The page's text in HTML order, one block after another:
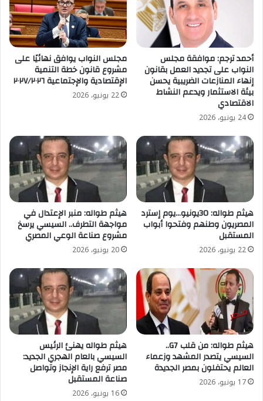
أحمد ترجم: موافقة مجلس
النواب على تجديد العمل بقانون
إنهاء المنازعات الضريبية يحسن
بيئة الاستثمار ويدعم النشاط
الاقتصادي
24 يونيو، 2026
مجلس النواب يوافق نهائيًا على
مشروع قانون خطة التنمية
الإقتصادية والإجتماعية ٢٠٢٧/٢٠٢٦
22 يونيو، 2026
هيثم طواله: 30يونيو…يوم إسترد
المصريون وطنهم وفتحوا أبواب
المستقبل
22 يونيو، 2026
هيثم طواله: منبر الإعتدال في
مواجهة التطرف.. السيسي يرسخ
مشروع صناعة الوعي المصري
20 يونيو، 2026
هيثم طواله: من قلب G7..
السيسي يتصدر المشهد وزعماء
العالم يحتفلون بمصر الجديدة
17 يونيو، 2026
هيثم طواله يهنئ الرئيس
السيسي بالعام الهجري الجديد:
مصر ترفع راية الإنجاز وتواصل
صناعة المستقبل
16 يونيو، 2026